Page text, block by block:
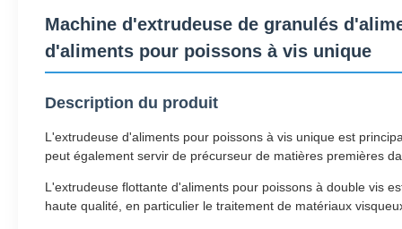
Machine d'extrudeuse de granulés
d'aliments pour poissons à vis unique
Description du produit
L'extrudeuse d'aliments pour poissons à vis unique est
peut également servir de précurseur de matières premières
L'extrudeuse flottante d'aliments pour poissons à double vis
haute qualité, en particulier le traitement de matériaux